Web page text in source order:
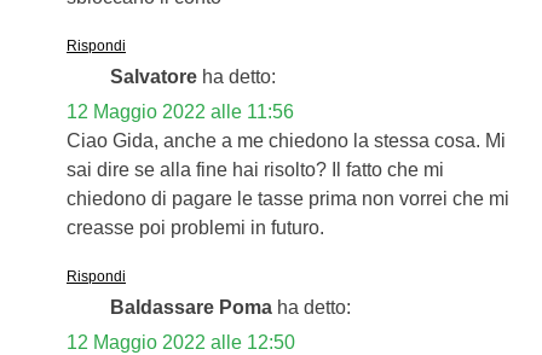
Rispondi
Salvatore ha detto:
12 Maggio 2022 alle 11:56
Ciao Gida, anche a me chiedono la stessa cosa. Mi
sai dire se alla fine hai risolto? Il fatto che mi
chiedono di pagare le tasse prima non vorrei che mi
creasse poi problemi in futuro.
Rispondi
Baldassare Poma ha detto:
12 Maggio 2022 alle 12:50